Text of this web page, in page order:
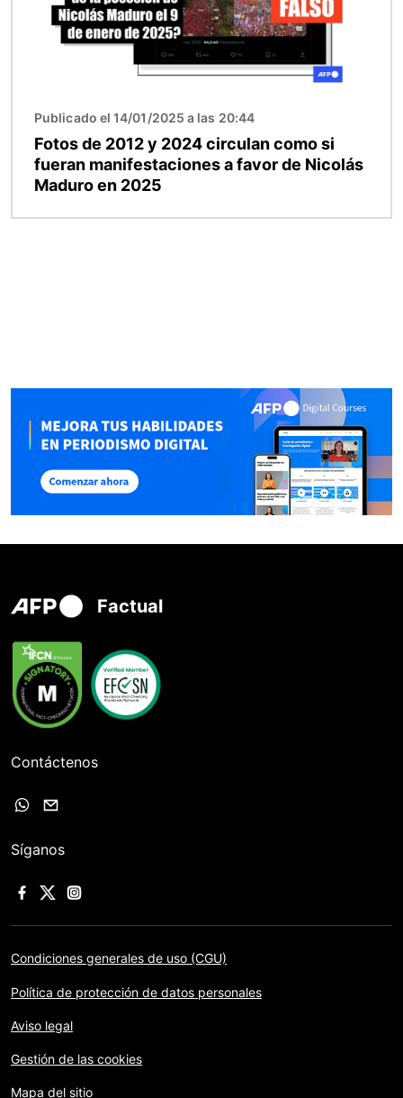
Publicado el 14/01/2025 a las 20:44
Fotos de 2012 y 2024 circulan como si
fueran manifestaciones a favor de Nicolás
Maduro en 2025
Factual
Contáctenos
Síganos
Condiciones generales de uso (CGU)
Política de protección de datos personales
Aviso legal
Gestión de las cookies
Mapa del sitio